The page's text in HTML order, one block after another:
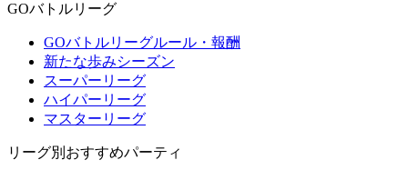
GOバトルリーグ
GOバトルリーグルール・報酬
新たな歩みシーズン
スーパーリーグ
ハイパーリーグ
マスターリーグ
リーグ別おすすめパーティ